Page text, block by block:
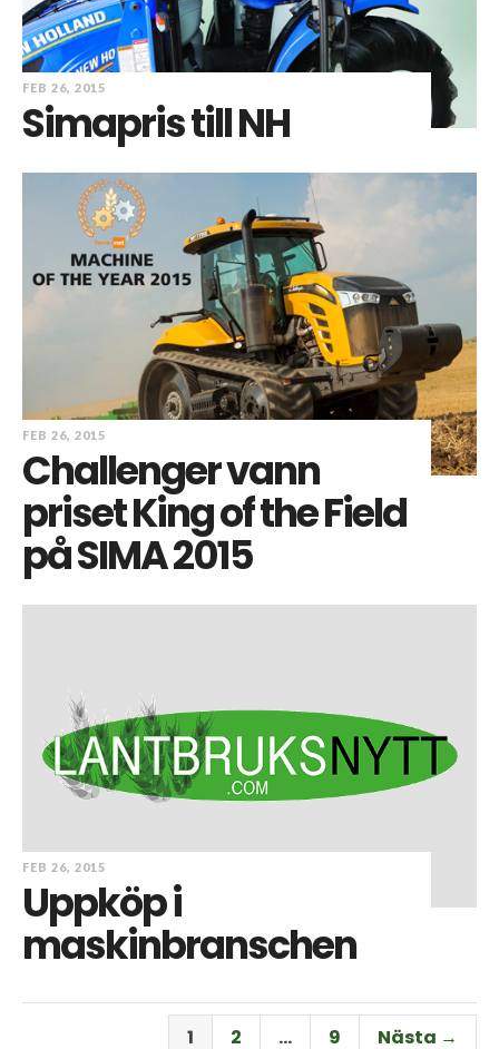
FEB 26, 2015
Simapris till NH
FEB 26, 2015
Challenger vann
priset King of the Field
på SIMA 2015
FEB 26, 2015
Uppköp i
maskinbranschen
1 2 … 9 Nästa →